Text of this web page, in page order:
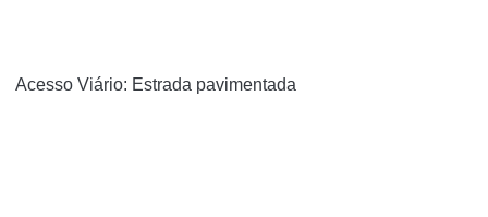
Acesso Viário: Estrada pavimentada